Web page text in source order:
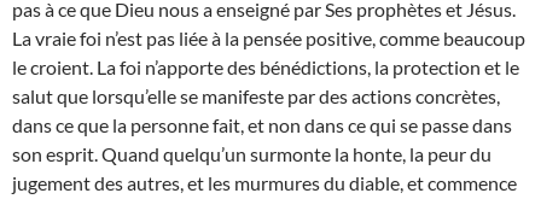
pas à ce que Dieu nous a enseigné par Ses prophètes et Jésus.
La vraie foi n’est pas liée à la pensée positive, comme beaucoup
le croient. La foi n’apporte des bénédictions, la protection et le
salut que lorsqu’elle se manifeste par des actions concrètes,
dans ce que la personne fait, et non dans ce qui se passe dans
son esprit. Quand quelqu’un surmonte la honte, la peur du
jugement des autres, et les murmures du diable, et commence